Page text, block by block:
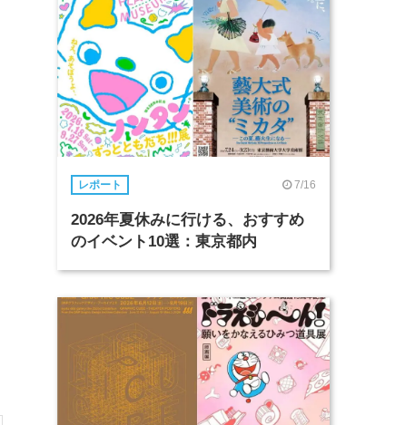
レポート 7/16
2026年夏休みに行ける、おすすめ
のイベント10選：東京都内